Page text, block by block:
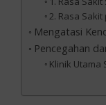
2. Rasa
Mengatasi
Pencegahan
Klinik Utama